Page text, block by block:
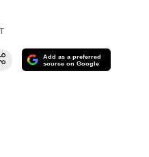
Add as a preferred
source on Google